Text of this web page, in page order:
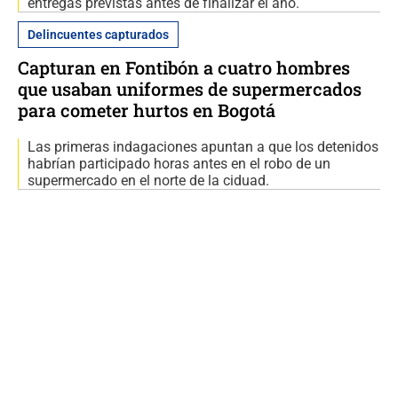
Delincuentes capturados
Capturan en Fontibón a cuatro hombres
que usaban uniformes de supermercados
para cometer hurtos en Bogotá
Las primeras indagaciones apuntan a que los detenidos
habrían participado horas antes en el robo de un
supermercado en el norte de la ciduad.